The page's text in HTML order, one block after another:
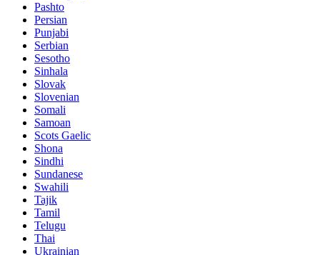
Pashto
Persian
Punjabi
Serbian
Sesotho
Sinhala
Slovak
Slovenian
Somali
Samoan
Scots Gaelic
Shona
Sindhi
Sundanese
Swahili
Tajik
Tamil
Telugu
Thai
Ukrainian